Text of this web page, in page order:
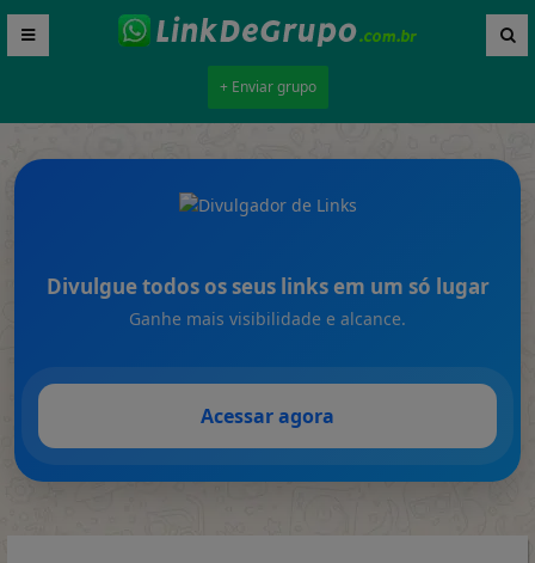
+ Enviar grupo
Divulgue todos os seus links em um só lugar
Ganhe mais visibilidade e alcance.
Acessar agora